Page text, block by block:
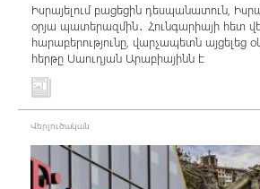
Իսրայելում բացեցին դեսպանատուն,
օրյա պատերազմին․ Հունգարիայի հետ
հարաբերությունը, վարչապետն այցելեց
հերթը Սաուդյան Արաբիայինն է
Վերլուծական